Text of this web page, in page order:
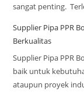
sangat penting.
Supplier Pipa PPR
Berkualitas
Supplier Pipa PPR
baik untuk
ataupun proyek